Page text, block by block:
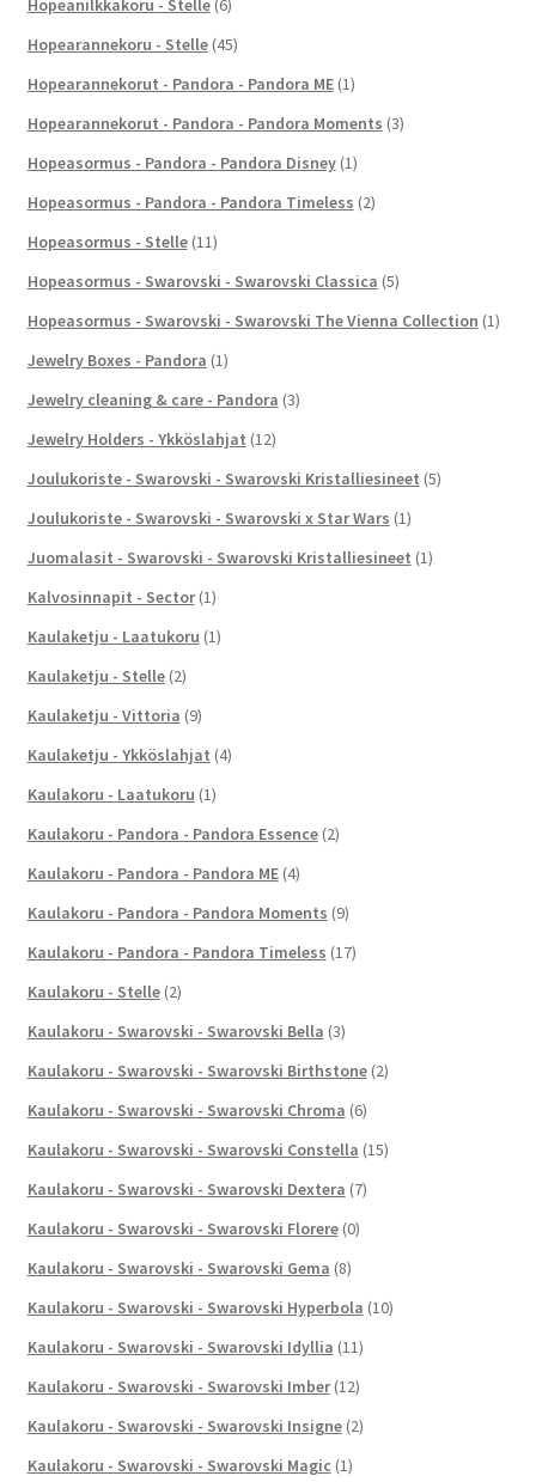
Hopeanilkkakoru - Stelle (6)
Hopearannekoru - Stelle (45)
Hopearannekorut - Pandora - Pandora ME (1)
Hopearannekorut - Pandora - Pandora Moments (3)
Hopeasormus - Pandora - Pandora Disney (1)
Hopeasormus - Pandora - Pandora Timeless (2)
Hopeasormus - Stelle (11)
Hopeasormus - Swarovski - Swarovski Classica (5)
Hopeasormus - Swarovski - Swarovski The Vienna Collection (1)
Jewelry Boxes - Pandora (1)
Jewelry cleaning & care - Pandora (3)
Jewelry Holders - Ykköslahjat (12)
Joulukoriste - Swarovski - Swarovski Kristalliesineet (5)
Joulukoriste - Swarovski - Swarovski x Star Wars (1)
Juomalasit - Swarovski - Swarovski Kristalliesineet (1)
Kalvosinnapit - Sector (1)
Kaulaketju - Laatukoru (1)
Kaulaketju - Stelle (2)
Kaulaketju - Vittoria (9)
Kaulaketju - Ykköslahjat (4)
Kaulakoru - Laatukoru (1)
Kaulakoru - Pandora - Pandora Essence (2)
Kaulakoru - Pandora - Pandora ME (4)
Kaulakoru - Pandora - Pandora Moments (9)
Kaulakoru - Pandora - Pandora Timeless (17)
Kaulakoru - Stelle (2)
Kaulakoru - Swarovski - Swarovski Bella (3)
Kaulakoru - Swarovski - Swarovski Birthstone (2)
Kaulakoru - Swarovski - Swarovski Chroma (6)
Kaulakoru - Swarovski - Swarovski Constella (15)
Kaulakoru - Swarovski - Swarovski Dextera (7)
Kaulakoru - Swarovski - Swarovski Florere (0)
Kaulakoru - Swarovski - Swarovski Gema (8)
Kaulakoru - Swarovski - Swarovski Hyperbola (10)
Kaulakoru - Swarovski - Swarovski Idyllia (11)
Kaulakoru - Swarovski - Swarovski Imber (12)
Kaulakoru - Swarovski - Swarovski Insigne (2)
Kaulakoru - Swarovski - Swarovski Magic (1)